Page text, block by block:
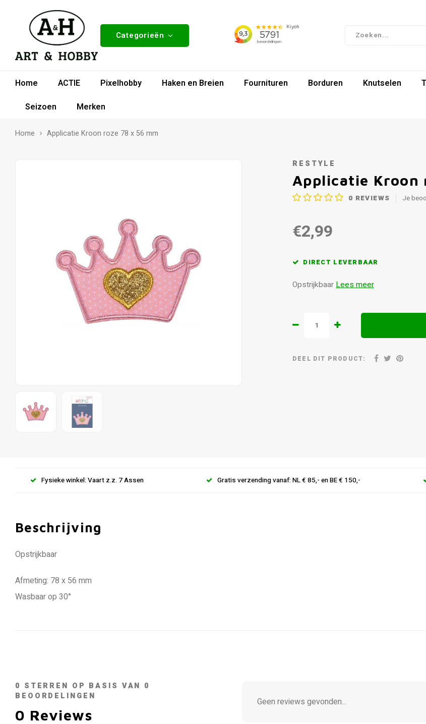
Categorieën
Home ACTIE Pixelhobby Haken en Breien Fournituren Borduren Knutselen
Seizoen
Merken
Home Applicatie Kroon roze 78 x 56 mm
RESTYLE
Applicatie Kroon
0 REVIEWS Je
€2,99
DIRECT LEVERBAAR
OpstrijkbaarLees meer
DEEL DIT PRODUCT:
Fysieke winkel: Vaart z.z. 7 Assen Gratis verzending vanaf: NL € 85,- en BE € 150,-
Beschrijving
Opstrijkbaar
Afmeting: 78 x 56 mm
Wasbaar op 30°
0 STERREN OP BASIS VAN 0
BEOORDELINGEN
0 Reviews
Geen reviews gevonden...